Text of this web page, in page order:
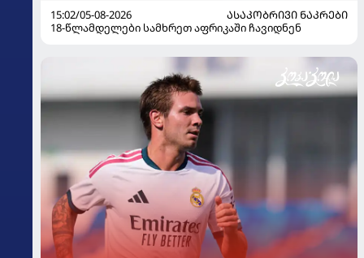
15:02/05-08-2026
ᲐᲡᲐᲙᲝᲑᲠᲘᲕᲘ ᲜᲐᲙᲠᲔᲑᲘ
18-წლამდელები სამხრეთ აფრიკაში ჩავიდნენ